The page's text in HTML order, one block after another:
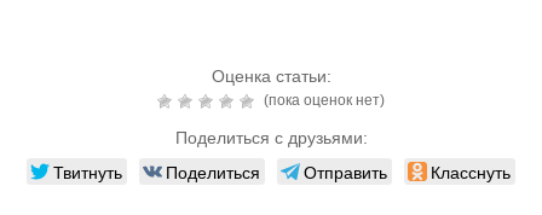
Оценка статьи:
(пока оценок нет)
Поделиться с друзьями:
Твитнуть Поделиться Отправить Класснуть